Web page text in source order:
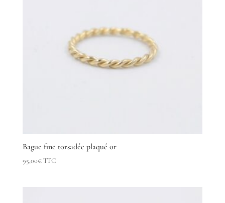
Bague fine torsadée plaqué or
95,00€TTC